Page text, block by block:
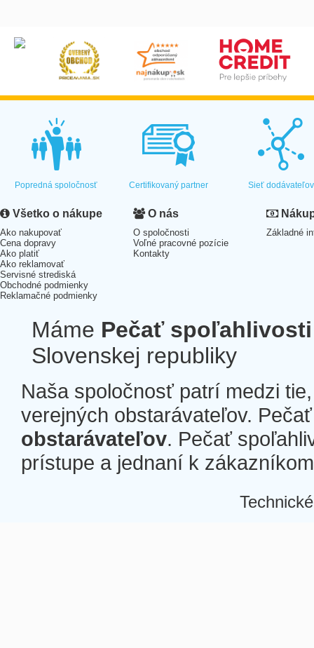
Popredná spoločnosť Certifikovaný partner Sieť dodávateľov
Všetko o nákupe
Ako nakupovať
Cena dopravy
Ako platiť
Ako reklamovať
Servisné strediská
Obchodné podmienky
Reklamačné podmienky
O nás
O spoločnosti
Voľné pracovné pozície
Kontakty
Základné
Máme Pečať spoľahlivosti
Slovenskej republiky
Naša spoločnosť patrí medzi
verejných obstarávateľov.
obstarávateľov. Pečať
prístupe a jednaní k